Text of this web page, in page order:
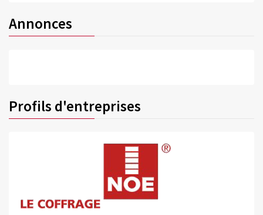
Annonces
Profils d'entreprises